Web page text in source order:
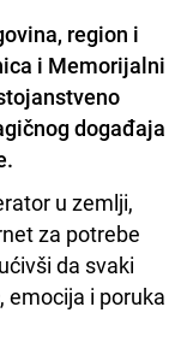
region i
i Memorijalni
događaja
u zemlji,
za potrebe
da svaki
i poruka